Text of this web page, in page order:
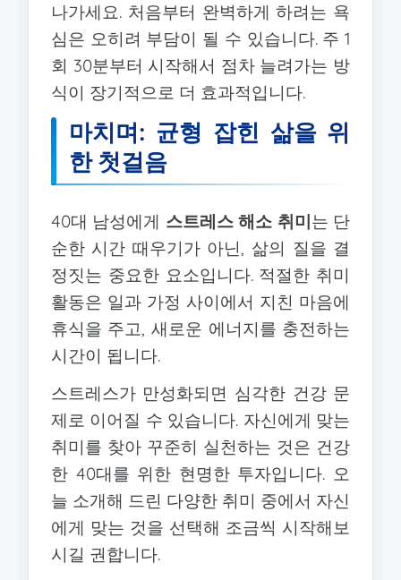
나가세요. 처음부터 완벽하게 하려는 욕
심은 오히려 부담이 될 수 있습니다. 주 1
회 30분부터 시작해서 점차 늘려가는 방
식이 장기적으로 더 효과적입니다.
마치며: 균형 잡힌 삶을 위
한 첫걸음
40대 남성에게 스트레스 해소 취미는 단
순한 시간 때우기가 아닌, 삶의 질을 결
정짓는 중요한 요소입니다. 적절한 취미
활동은 일과 가정 사이에서 지친 마음에
휴식을 주고, 새로운 에너지를 충전하는
시간이 됩니다.
스트레스가 만성화되면 심각한 건강 문
제로 이어질 수 있습니다. 자신에게 맞는
취미를 찾아 꾸준히 실천하는 것은 건강
한 40대를 위한 현명한 투자입니다. 오
늘 소개해 드린 다양한 취미 중에서 자신
에게 맞는 것을 선택해 조금씩 시작해보
시길 권합니다.